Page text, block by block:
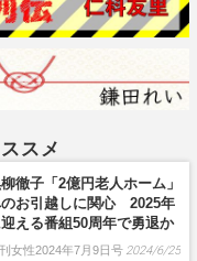
スメ
徹子「2億円老人ホーム」
お引越しに関心 2025年
える番組50周年で勇退か
女性2024年7月9日号 2024/6/25